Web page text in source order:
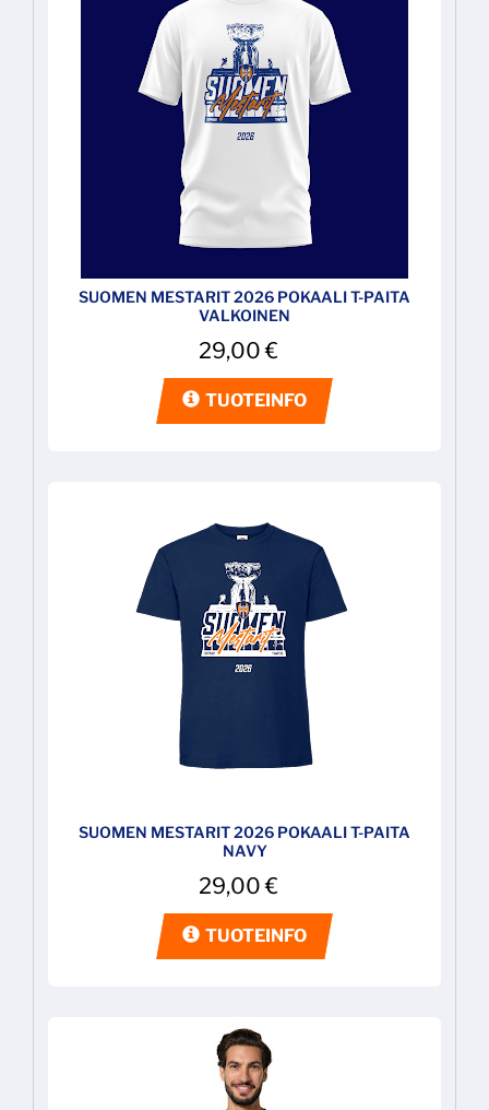
SUOMEN MESTARIT 2026 POKAALI T-PAITA
VALKOINEN
29,00€
TUOTEINFO
SUOMEN MESTARIT 2026 POKAALI T-PAITA
NAVY
29,00€
TUOTEINFO